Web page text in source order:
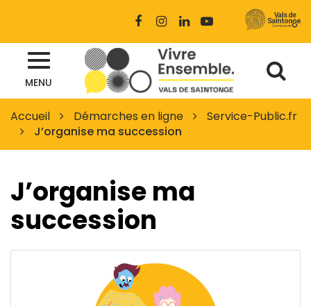
Lien
compte
Facebook
Lien
le
compte
Instagram
Lien
le
compte
Linkedin
chaîne
Youtube
MENU Site
officiel
des
Vals
de
Saintonge
à
la
Accueil Démarches en ligne
Service-Public.fr
J’organise ma succession
J’organise ma
succession